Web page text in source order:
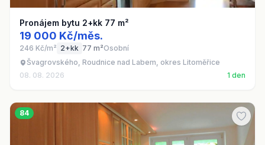
Pronájem bytu 2+kk 77 m²
19 000 Kč/měs.
246 Kč/m² 2+kk 77 m²Osobní
Švagrovského, Roudnice nad Labem, okres Litoměřice
08. 08. 2026
1 den
84